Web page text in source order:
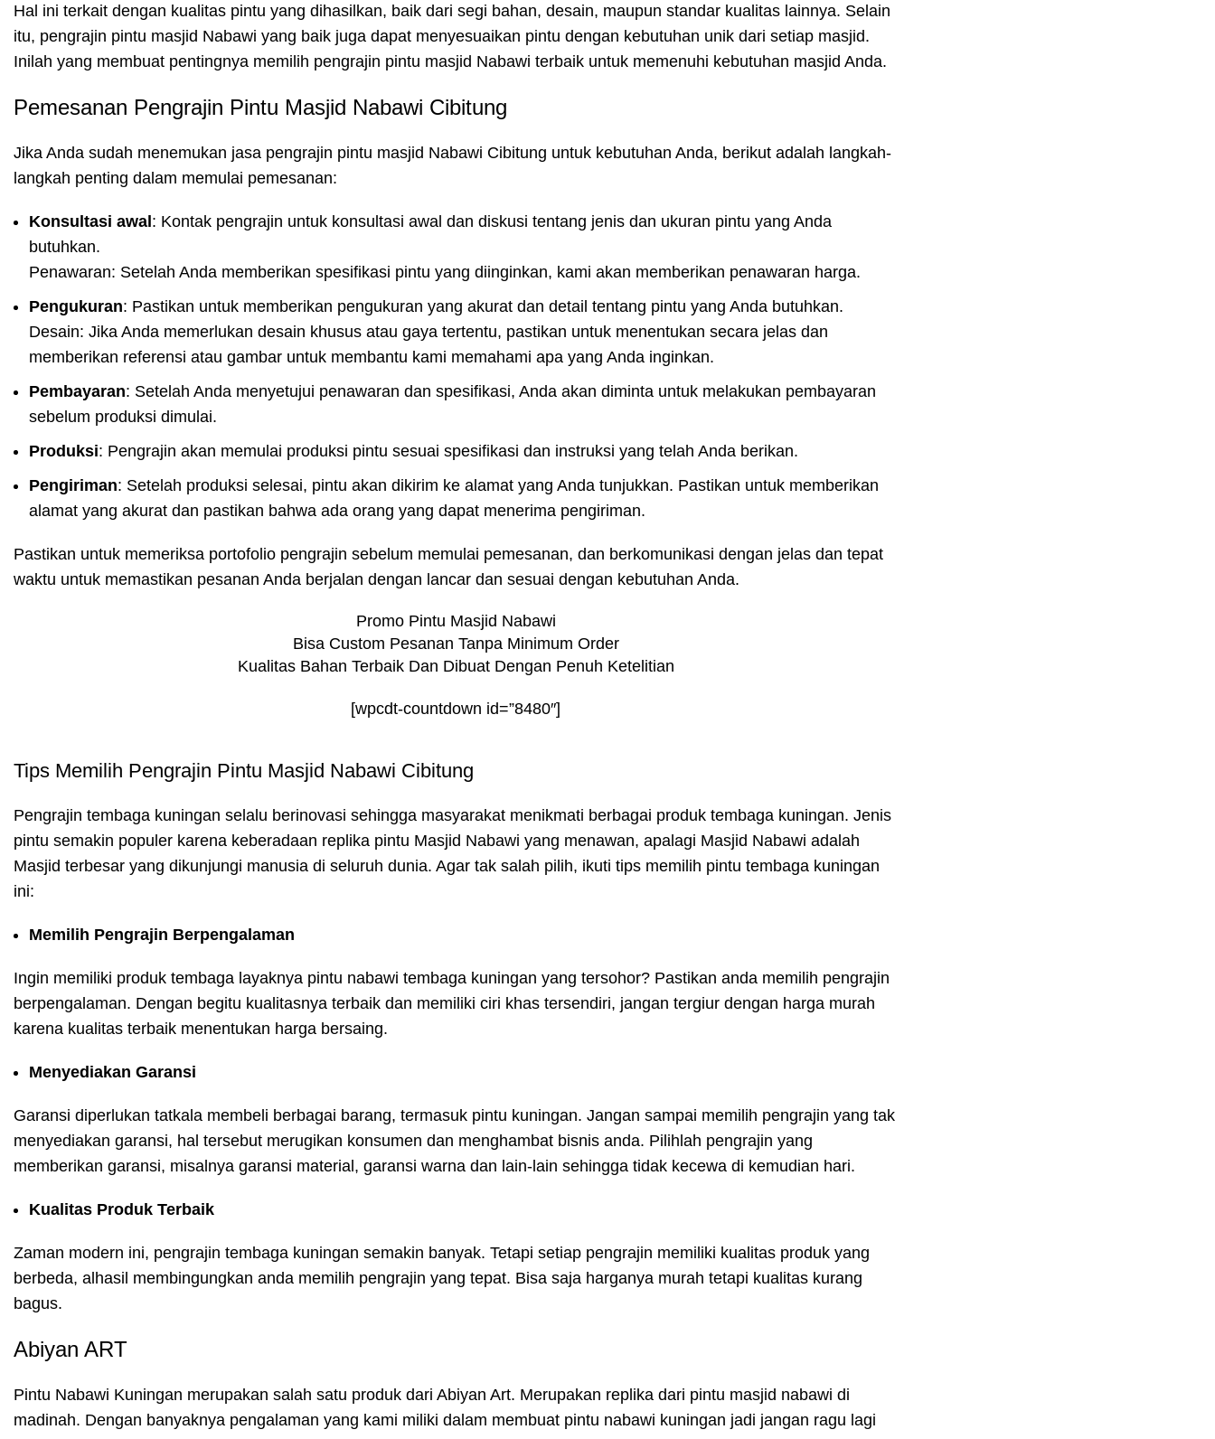
Hal ini terkait dengan kualitas pintu yang dihasilkan, baik dari segi bahan, desain, maupun standar kualitas lainnya. Selain
itu, pengrajin pintu masjid Nabawi yang baik juga dapat menyesuaikan pintu dengan kebutuhan unik dari setiap masjid.
Inilah yang membuat pentingnya memilih pengrajin pintu masjid Nabawi terbaik untuk memenuhi kebutuhan masjid Anda.
Pemesanan Pengrajin Pintu Masjid Nabawi Cibitung
Jika Anda sudah menemukan jasa pengrajin pintu masjid Nabawi Cibitung untuk kebutuhan Anda, berikut adalah langkah-
langkah penting dalam memulai pemesanan:
Konsultasi awal : Kontak pengrajin untuk konsultasi awal dan diskusi tentang jenis dan ukuran pintu yang Anda
butuhkan.
Penawaran: Setelah Anda memberikan spesifikasi pintu yang diinginkan, kami akan memberikan penawaran harga.
Pengukuran: Pastikan untuk memberikan pengukuran yang akurat dan detail tentang pintu yang Anda butuhkan.
Desain: Jika Anda memerlukan desain khusus atau gaya tertentu, pastikan untuk menentukan secara jelas dan
memberikan referensi atau gambar untuk membantu kami memahami apa yang Anda inginkan.
Pembayaran: Setelah Anda menyetujui penawaran dan spesifikasi, Anda akan diminta untuk melakukan pembayaran
sebelum produksi dimulai.
Produksi: Pengrajin akan memulai produksi pintu sesuai spesifikasi dan instruksi yang telah Anda berikan.
Pengiriman: Setelah produksi selesai, pintu akan dikirim ke alamat yang Anda tunjukkan. Pastikan untuk memberikan
alamat yang akurat dan pastikan bahwa ada orang yang dapat menerima pengiriman.
Pastikan untuk memeriksa portofolio pengrajin sebelum memulai pemesanan, dan berkomunikasi dengan jelas dan tepat
waktu untuk memastikan pesanan Anda berjalan dengan lancar dan sesuai dengan kebutuhan Anda.
Promo Pintu Masjid Nabawi
Bisa Custom Pesanan Tanpa Minimum Order
Kualitas Bahan Terbaik Dan Dibuat Dengan Penuh Ketelitian
[wpcdt-countdown id=”8480″]
Tips Memilih Pengrajin Pintu Masjid Nabawi Cibitung
Pengrajin tembaga kuningan selalu berinovasi sehingga masyarakat menikmati berbagai produk tembaga kuningan. Jenis
pintu semakin populer karena keberadaan replika pintu Masjid Nabawi yang menawan, apalagi Masjid Nabawi adalah
Masjid terbesar yang dikunjungi manusia di seluruh dunia. Agar tak salah pilih, ikuti tips memilih pintu tembaga kuningan
ini:
Memilih Pengrajin Berpengalaman
Ingin memiliki produk tembaga layaknya pintu nabawi tembaga kuningan yang tersohor? Pastikan anda memilih pengrajin
berpengalaman. Dengan begitu kualitasnya terbaik dan memiliki ciri khas tersendiri, jangan tergiur dengan harga murah
karena kualitas terbaik menentukan harga bersaing.
Menyediakan Garansi
Garansi diperlukan tatkala membeli berbagai barang, termasuk pintu kuningan. Jangan sampai memilih pengrajin yang tak
menyediakan garansi, hal tersebut merugikan konsumen dan menghambat bisnis anda. Pilihlah pengrajin yang
memberikan garansi, misalnya garansi material, garansi warna dan lain-lain sehingga tidak kecewa di kemudian hari.
Kualitas Produk Terbaik
Zaman modern ini, pengrajin tembaga kuningan semakin banyak. Tetapi setiap pengrajin memiliki kualitas produk yang
berbeda, alhasil membingungkan anda memilih pengrajin yang tepat. Bisa saja harganya murah tetapi kualitas kurang
bagus.
Abiyan ART
Pintu Nabawi Kuningan merupakan salah satu produk dari Abiyan Art. Merupakan replika dari pintu masjid nabawi di
madinah. Dengan banyaknya pengalaman yang kami miliki dalam membuat pintu nabawi kuningan jadi jangan ragu lagi